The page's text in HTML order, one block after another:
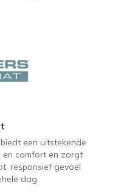
een uitstekende
en comfort en zorgt
responsief gevoel
dag.